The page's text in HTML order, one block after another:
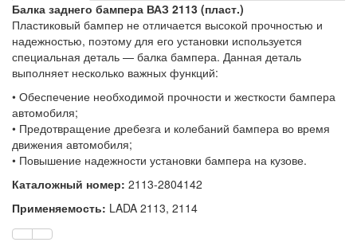
Балка заднего бампера ВАЗ 2113 (пласт.)
Пластиковый бампер не отличается высокой прочностью и
надежностью, поэтому для его установки используется
специальная деталь — балка бампера. Данная деталь
выполняет несколько важных функций:
• Обеспечение необходимой прочности и жесткости бампера
автомобиля;
• Предотвращение дребезга и колебаний бампера во время
движения автомобиля;
• Повышение надежности установки бампера на кузове.
Каталожный номер: 2113-2804142
Применяемость: LADA 2113, 2114